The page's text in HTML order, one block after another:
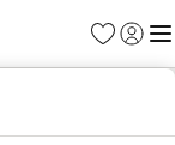
Suosikit